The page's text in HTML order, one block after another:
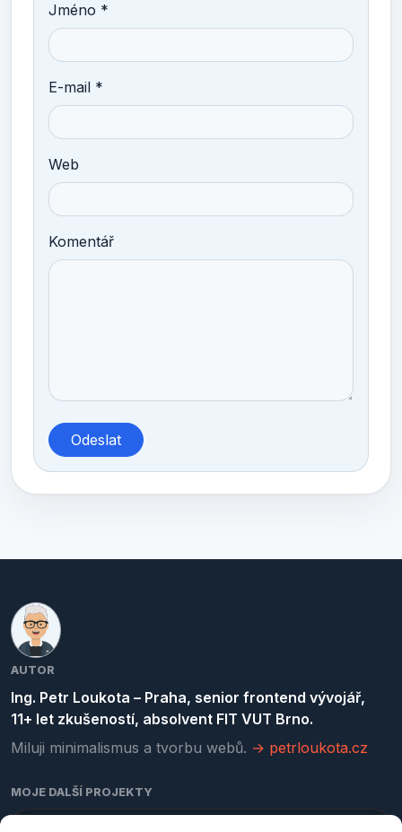
Jméno *
E-mail *
Web
Komentář
AUTOR
Ing. Petr Loukota – Praha, senior frontend vývojář,
11+ let zkušeností, absolvent FIT VUT Brno.
Miluji minimalismus a tvorbu webů. → petrloukota.cz
MOJE DALŠÍ PROJEKTY